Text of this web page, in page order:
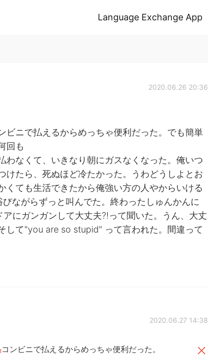
Language Exchange App
2020.06.26 20:36
ビニで払えるからめっちゃ便利だった。でも簡単
回も
わなくて、いきなり朝にガスなくなった。俺いつ
けたら、死ぬほど冷たかった。うわどうしよとお
くても生活できたから俺強い方の人やからいける
ながらずっと叫んでた。終わったしゅんかんに
にガンガンして大丈夫?!って聞いた。うん、大丈
して"you are so stupid" って言われた。間違って
2020.06.27 14:38
コンビニで払えるからめっちゃ便利だった。